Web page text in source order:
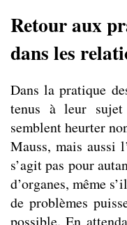
Retour aux
dans les
Dans la pratique
tenus à leur sujet
semblent heurter
Mauss, mais aussi
s’agit pas pour
d’organes, même
de problèmes
possible. En